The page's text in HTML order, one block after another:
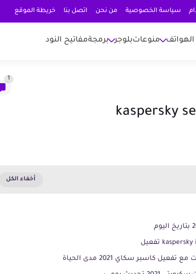
سياسة الخصوصية من نحن اتصل بنا خريطة الموقع
منوعاتبلوجر برمجةمفاتيح النود
1
كاسبر سكاي 2021 مدى الحياة